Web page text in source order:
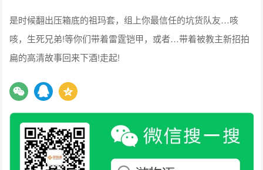
是时候翻出压箱底的祖玛套，组上你最信任的坑货队友…咳
咳，生死兄弟!等你们带着雷霆铠甲，或者…带着被教主新招拍
扁的高清故事回来下酒!走起!